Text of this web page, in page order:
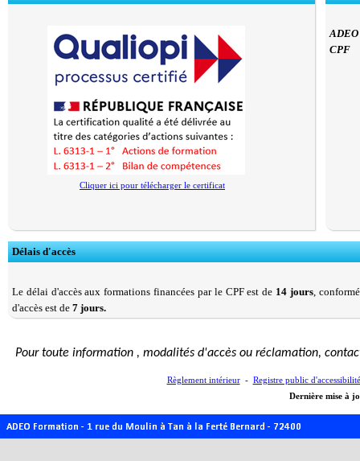
Cliquer ici pour télécharger le certificat
CPF
Délais d'accès
Le délai d'accès aux formations financées par le CPF est de 14 jours,
d'accès est de 7 jours.
Pour toute information , modalités d'accès ou réclamation,
Règlement intérieur - Registre public d'accessibilité
Dernière mise à